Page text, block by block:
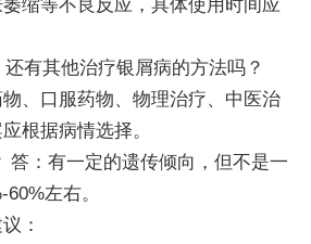
缩等不良反应，具体使用时间应
有其他治疗银屑病的方法吗？
、口服药物、物理治疗、中医治
根据病情选择。
答：有一定的遗传倾向，但不是一
左右。
：